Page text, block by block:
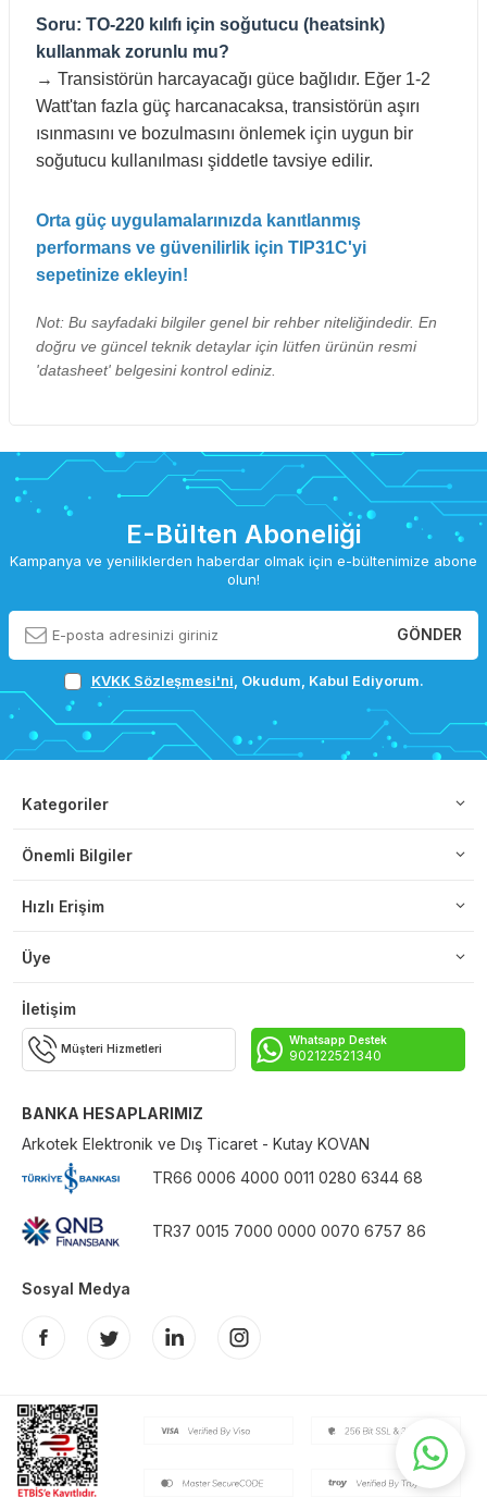
Soru: TO-220 kılıfı için soğutucu (heatsink)
kullanmak zorunlu mu?
→ Transistörün harcayacağı güce bağlıdır. Eğer 1-2
Watt'tan fazla güç harcanacaksa, transistörün aşırı
ısınmasını ve bozulmasını önlemek için uygun bir
soğutucu kullanılması şiddetle tavsiye edilir.
Orta güç uygulamalarınızda kanıtlanmış
performans ve güvenilirlik için TIP31C'yi
sepetinize ekleyin!
Not: Bu sayfadaki bilgiler genel bir rehber niteliğindedir. En
doğru ve güncel teknik detaylar için lütfen ürünün resmi
'datasheet' belgesini kontrol ediniz.
E-Bülten Aboneliği
Kampanya ve yeniliklerden haberdar olmak için e-bültenimize abone
olun!
GÖNDER
KVKK Sözleşmesi'ni , Okudum, Kabul Ediyorum.
Kategoriler
Önemli Bilgiler
Hızlı Erişim
Üye
İletişim
Müşteri Hizmetleri
Whatsapp Destek
902122521340
BANKA HESAPLARIMIZ
Arkotek Elektronik ve Dış Ticaret - Kutay KOVAN
TR66 0006 4000 0011 0280 6344 68
TR37 0015 7000 0000 0070 6757 86
Sosyal Medya